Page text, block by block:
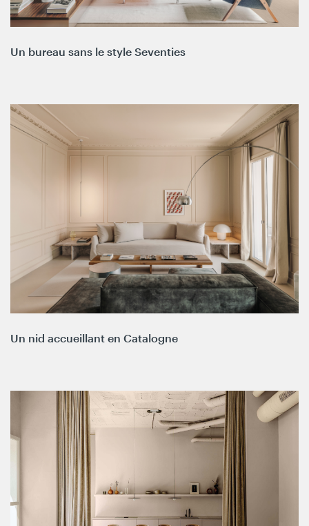
Un bureau sans le style Seventies
Un nid accueillant en Catalogne